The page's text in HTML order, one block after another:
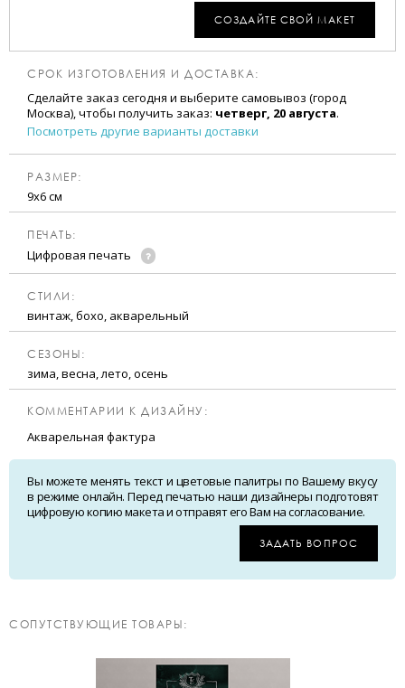
СОЗДАЙТЕ СВОЙ МАКЕТ
СРОК ИЗГОТОВЛЕНИЯ И ДОСТАВКА:
Сделайте заказ сегодня и выберите самовывоз (город
Москва), чтобы получить заказ: четверг, 20 августа.
Посмотреть другие варианты доставки
РАЗМЕР:
9х6 см
ПЕЧАТЬ:
Цифровая печать
CТИЛИ:
винтаж, бохо, акварельный
CЕЗОНЫ:
зима, весна, лето, осень
КОММЕНТАРИИ К ДИЗАЙНУ:
Акварельная фактура
Вы можете менять текст и цветовые палитры по Вашему вкусу
в режиме онлайн. Перед печатью наши дизайнеры подготовят
цифровую копию макета и отправят его Вам на согласование.
ЗАДАТЬ ВОПРОС
CОПУТСТВУЮЩИЕ ТОВАРЫ: